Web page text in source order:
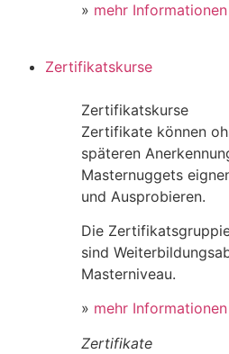
» mehr Informationen
Zertifikatskurse
Zertifikatskurse
Zertifikate können
späteren
Masternuggets
und Ausprobieren.
Die
sind
Masterniveau.
» mehr Informationen
Zertifikate